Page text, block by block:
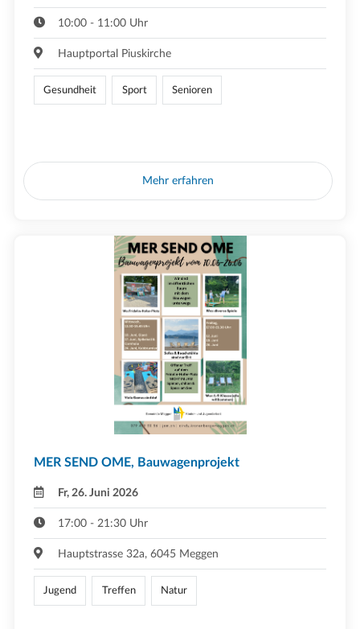
10:00 - 11:00 Uhr
Hauptportal Piuskirche
Gesundheit Sport Senioren
Mehr erfahren
MER SEND OME, Bauwagenprojekt
Fr, 26. Juni 2026
17:00 - 21:30 Uhr
Hauptstrasse 32a, 6045 Meggen
Jugend Treffen Natur